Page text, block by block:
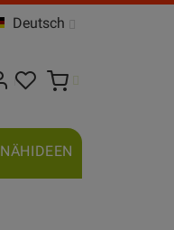
Deutsch
NÄHIDEEN